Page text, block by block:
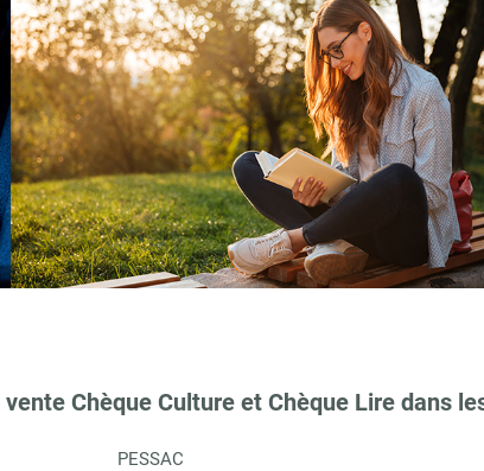
Chèque Culture et Chèque Lire dans
PESSAC